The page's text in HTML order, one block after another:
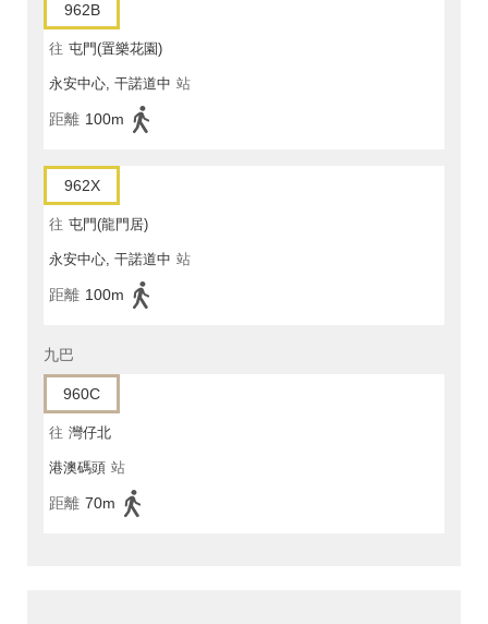
962B
往 屯門(置樂花園)
永安中心, 干諾道中 站
距離 100m
962X
往 屯門(龍門居)
永安中心, 干諾道中 站
距離 100m
九巴
960C
往 灣仔北
港澳碼頭 站
距離 70m